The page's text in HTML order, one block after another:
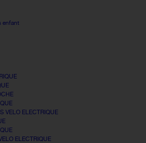
enfant
VELO ELECTRIQUE
ELECTRIQUE